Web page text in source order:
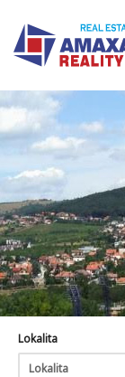
Lokalita
Lokalita